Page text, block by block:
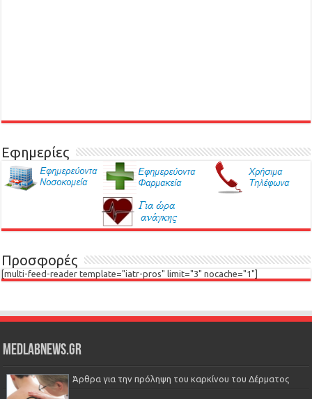
Εφημερίες
Προσφορές
[multi-feed-reader template="iatr-pros" limit="3" nocache="1"]
Medlabnews.gr
Άρθρα για την πρόληψη του καρκίνου του Δέρματος